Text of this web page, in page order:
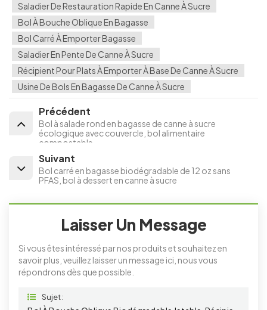
Saladier De Restauration Rapide En Canne À Sucre
Bol À Bouche Oblique En Bagasse
Bol Carré À Emporter Bagasse
Saladier En Pente De Canne À Sucre
Récipient Pour Plats À Emporter À Base De Canne À Sucre
Usine De Bols En Bagasse De Canne À Sucre
Précédent
Bol à salade rond en bagasse de canne à sucre
écologique avec couvercle, bol alimentaire
compostable
Suivant
Bol carré en bagasse biodégradable de 12 oz sans
PFAS, bol à dessert en canne à sucre
Laisser Un Message
Si vous êtes intéressé par nos produits et souhaitez en
savoir plus, veuillez laisser un message ici, nous vous
répondrons dès que possible.
Sujet :